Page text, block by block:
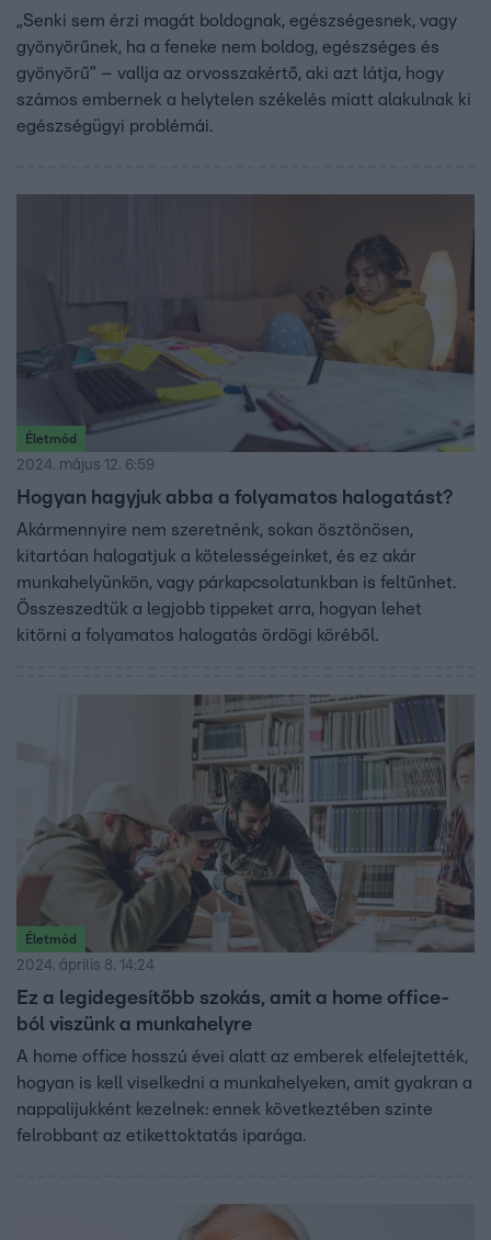
„Senki sem érzi magát boldognak, egészségesnek, vagy
gyönyörűnek, ha a feneke nem boldog, egészséges és
gyönyörű” – vallja az orvosszakértő, aki azt látja, hogy
számos embernek a helytelen székelés miatt alakulnak ki
egészségügyi problémái.
Életmód
2024. május 12. 6:59
Hogyan hagyjuk abba a folyamatos halogatást?
Akármennyire nem szeretnénk, sokan ösztönösen,
kitartóan halogatjuk a kötelességeinket, és ez akár
munkahelyünkön, vagy párkapcsolatunkban is feltűnhet.
Összeszedtük a legjobb tippeket arra, hogyan lehet
kitörni a folyamatos halogatás ördögi köréből.
Életmód
2024. április 8. 14:24
Ez a legidegesítőbb szokás, amit a home office-
ból viszünk a munkahelyre
A home office hosszú évei alatt az emberek elfelejtették,
hogyan is kell viselkedni a munkahelyeken, amit gyakran a
nappalijukként kezelnek: ennek következtében szinte
felrobbant az etikettoktatás iparága.